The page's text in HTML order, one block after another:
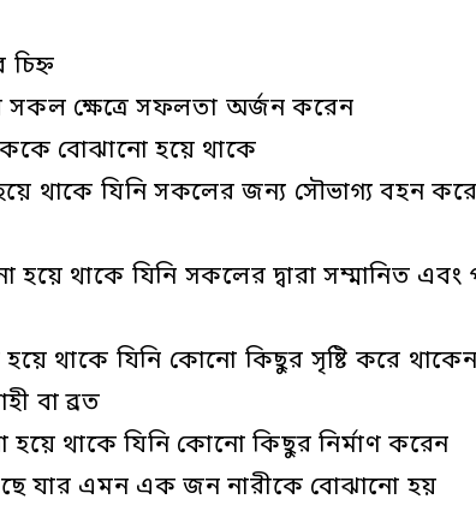
ক্ষেত্রে সফলতা অর্জন করেন
বোঝানো হয়ে থাকে
থাকে যিনি সকলের জন্য সৌভাগ্য বহন করে
থাকে যিনি সকলের দ্বারা সম্মানিত
থাকে যিনি কোনো কিছুর সৃষ্টি করে থাকেন
বা ব্রত
থাকে যিনি কোনো কিছুর নির্মাণ করেন
যার এমন এক জন নারীকে বোঝানো হয়